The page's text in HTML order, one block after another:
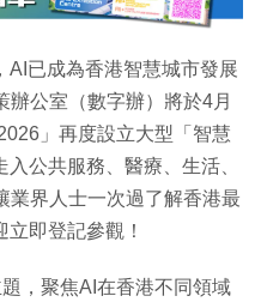
AI已成為香港智慧城市發展
公室（數字辦）將於4月
」再度設立大型「智慧
公共服務、醫療、生活、
業界人士一次過了解香港最
即登記參觀！
，聚焦AI在香港不同領域